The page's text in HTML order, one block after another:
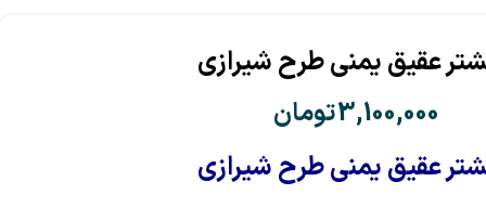
عقیق یمنی طرح شیرازی
3,100,000تومان
عقیق یمنی طرح شیرازی